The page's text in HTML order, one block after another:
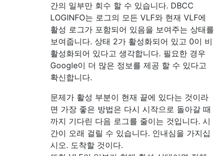
간의 일부만 회수 할 수 있습니다. DBCC
LOGINFO는 로그의 모든 VLF와 현재 VLF에
활성 로그가 포함되어 있음을 보여주는 상태를
보여줍니다. 상태 2가 활성화되어 있고 0이 비
활성화되어 있다고 생각합니다. 필요한 경우
Google이 더 많은 정보를 제공 할 수 있다고
확신합니다.
문제가 활성 부분이 현재 끝에 있다는 것이라
면 가장 좋은 방법은 다시 시작으로 돌아갈 때
까지 기다린 다음 로그를 줄이는 것입니다. 시
간이 오래 걸릴 수 있습니다. 인내심을 가지십
시오. 도착할 것이다.